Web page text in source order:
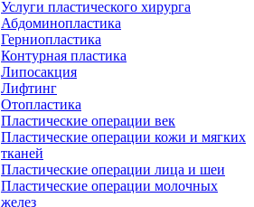
Услуги пластического хирурга
Абдоминопластика
Герниопластика
Контурная пластика
Липосакция
Лифтинг
Отопластика
Пластические операции век
Пластические операции кожи и мягких
тканей
Пластические операции лица и шеи
Пластические операции молочных
желез